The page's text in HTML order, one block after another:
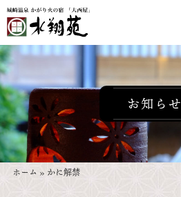
お知らせ
ホーム » かに解禁